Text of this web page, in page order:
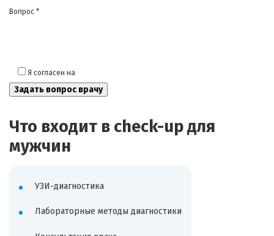
Вопрос *
Я согласен на
Что входит в check-up для
мужчин
УЗИ-диагностика
Лабораторные методы диагностики